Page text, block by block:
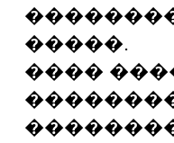
�����.
����